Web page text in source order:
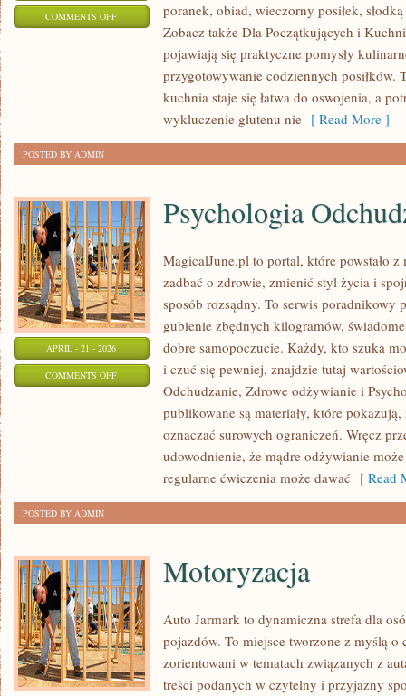
COMMENTS OFFON
WEGETARIAŃSKIE
poranek, obiad, wieczorny posiłek,
Zobacz także Dla Początkujących i
pojawiają się praktyczne pomysły
przygotowywanie codziennych posiłków.
kuchnia staje się łatwa do oswojenia, a
wykluczenie glutenu nie [ Read More ]
POSTED BY ADMIN
APRIL - 21 - 2026
COMMENTS OFFON
PSYCHOLOGIA
ODCHUDZANIA
Psychologia
MagicalJune.pl to portal, które powstało
zadbać o zdrowie, zmienić styl życia i
sposób rozsądny. To serwis poradnikowy
gubienie zbędnych kilogramów,
dobre samopoczucie. Każdy, kto szuka
i czuć się pewniej, znajdzie tutaj
Odchudzanie, Zdrowe odżywianie i
publikowane są materiały, które
oznaczać surowych ograniczeń. Wręcz
udowodnienie, że mądre odżywianie
regularne ćwiczenia może dawać [ Read
POSTED BY ADMIN
Motoryzacja
Auto Jarmark to dynamiczna strefa dla
pojazdów. To miejsce tworzone z myślą
zorientowani w tematach związanych z
treści podanych w czytelny i przyjazny